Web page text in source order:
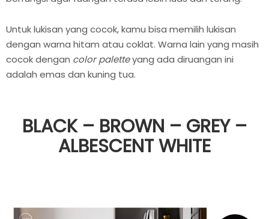
Untuk lukisan yang cocok, kamu bisa memilih lukisan
dengan warna hitam atau coklat. Warna lain yang masih
cocok dengan color paletteyang ada diruangan ini
adalah emas dan kuning tua.
BLACK – BROWN – GREY –
ALBESCENT WHITE